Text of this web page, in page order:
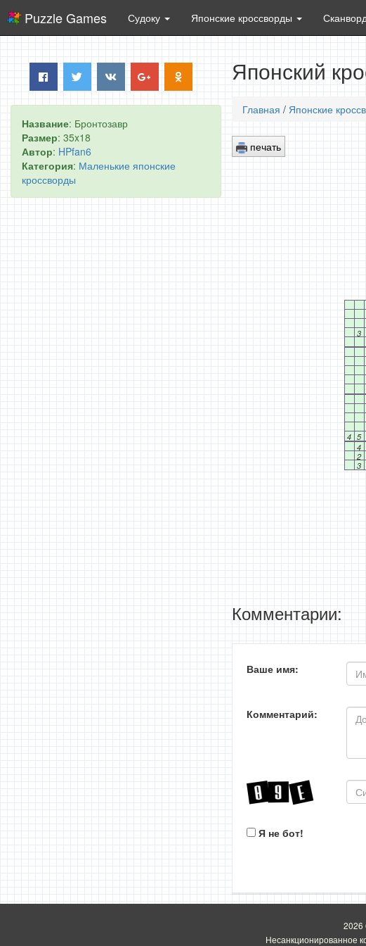
Puzzle Games Судоку Японские кроссворды
Название: Бронтозавр
Размер: 35x18
Автор: HPfan6
Категория: Маленькие японские
кроссворды
Японский
Главная / Японские
печать
3
4 5
4
2
3
Комментарии:
Ваше имя:
Комментарий:
Я не бот!
2026
Несанкционированное